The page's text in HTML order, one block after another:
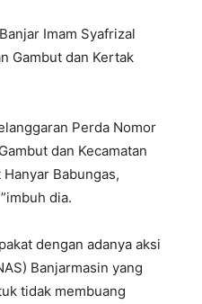
Imam Syafrizal
Gambut dan Kertak
Perda Nomor
dan Kecamatan
Babungas,
dia.
dengan adanya aksi
Banjarmasin yang
tidak membuang